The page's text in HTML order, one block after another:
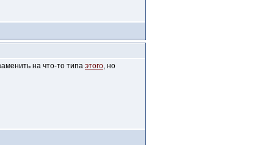
на что-то типа этого, но